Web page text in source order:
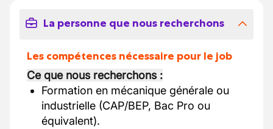
La personne que nous recherchons
Les compétences nécessaire pour le job
Ce que nous recherchons :
Formation en mécanique générale ou
industrielle (CAP/BEP, Bac Pro ou
équivalent).